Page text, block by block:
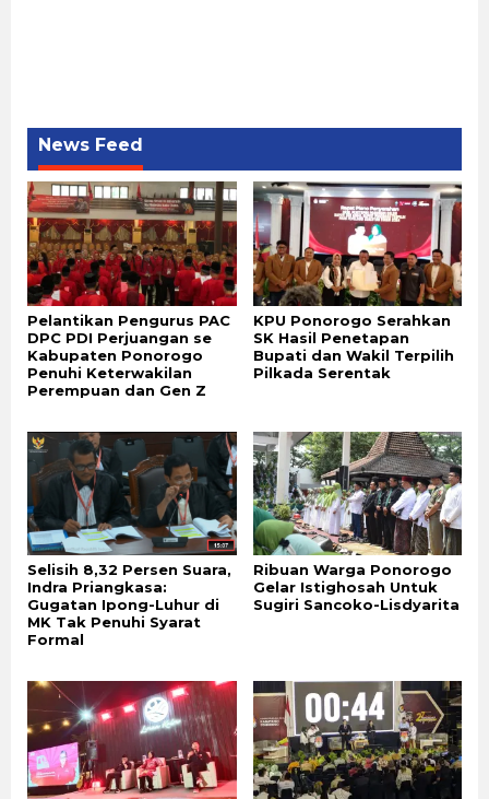
News Feed
Pelantikan Pengurus PAC
DPC PDI Perjuangan se
Kabupaten Ponorogo
Penuhi Keterwakilan
Perempuan dan Gen Z
KPU Ponorogo Serahkan
SK Hasil Penetapan
Bupati dan Wakil Terpilih
Pilkada Serentak
Selisih 8,32 Persen Suara,
Indra Priangkasa:
Gugatan Ipong-Luhur di
MK Tak Penuhi Syarat
Formal
Ribuan Warga Ponorogo
Gelar Istighosah Untuk
Sugiri Sancoko-Lisdyarita